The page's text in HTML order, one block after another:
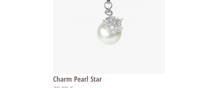
Charm Pearl Star